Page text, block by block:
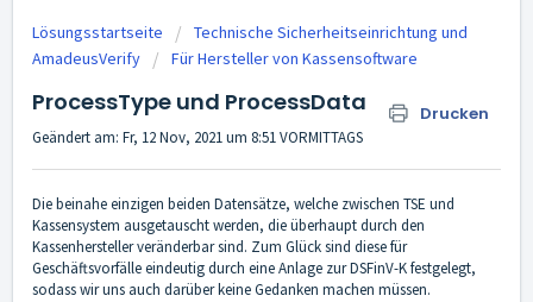
Lösungsstartseite
Technische Sicherheitseinrichtung und
AmadeusVerify
Für Hersteller von Kassensoftware
ProcessType und ProcessData Drucken
Geändert am: Fr, 12 Nov, 2021 um 8:51 VORMITTAGS
Die beinahe einzigen beiden Datensätze, welche zwischen TSE und
Kassensystem ausgetauscht werden, die überhaupt durch den
Kassenhersteller veränderbar sind. Zum Glück sind diese für
Geschäftsvorfälle eindeutig durch eine Anlage zur DSFinV-K festgelegt,
sodass wir uns auch darüber keine Gedanken machen müssen.